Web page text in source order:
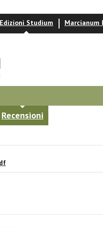
Edizioni Studium Marcianum
Recensioni